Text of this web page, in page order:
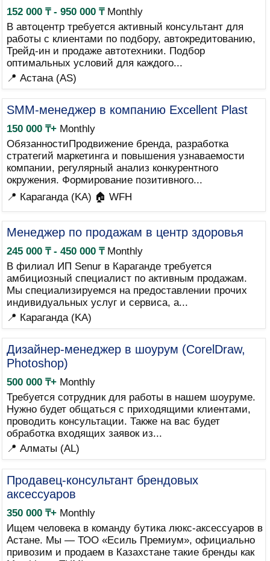
152 000 ₸ - 950 000 ₸Monthly
В автоцентр требуется активный консультант для
работы с клиентами по подбору, автокредитованию,
Трейд-ин и продаже автотехники. Подбор
оптимальных условий для каждого...
📍 Астана (AS)
SMM-менеджер в компанию Excellent Plast
150 000 ₸+Monthly
ОбязанностиПродвижение бренда, разработка
стратегий маркетинга и повышения узнаваемости
компании, регулярный анализ конкурентного
окружения. Формирование позитивного...
📍 Караганда (KA) 🏠 WFH
Менеджер по продажам в центр здоровья
245 000 ₸ - 450 000 ₸Monthly
В филиал ИП Senur в Караганде требуется
амбициозный специалист по активным продажам.
Мы специализируемся на предоставлении прочих
индивидуальных услуг и сервиса, а...
📍 Караганда (KA)
Дизайнер-менеджер в шоурум (CorelDraw,
Photoshop)
500 000 ₸+Monthly
Требуется сотрудник для работы в нашем шоуруме.
Нужно будет общаться с приходящими клиентами,
проводить консультации. Также на вас будет
обработка входящих заявок из...
📍 Алматы (AL)
Продавец-консультант брендовых
аксессуаров
350 000 ₸+Monthly
Ищем человека в команду бутика люкс-аксессуаров в
Астане. Мы — ТОО «Есиль Премиум», официально
привозим и продаем в Казахстане такие бренды как